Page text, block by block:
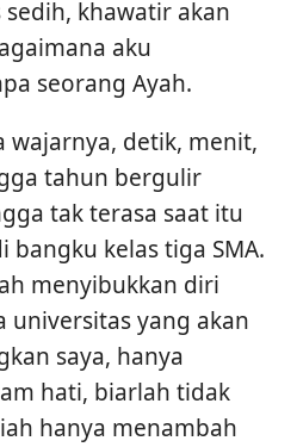
khawatir akan
aku
seorang Ayah.
detik, menit,
tahun bergulir
tak terasa saat itu
bangku kelas tiga SMA.
menyibukkan diri
universitas yang akan
saya, hanya
hati, biarlah tidak
hanya menambah